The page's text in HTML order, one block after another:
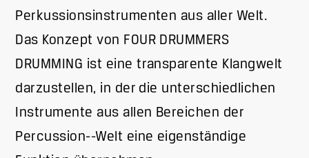
Perkussionsinstrumenten aus aller Welt.
Das Konzept von FOUR DRUMMERS
DRUMMING ist eine transparente Klangwelt
darzustellen, in der die unterschiedlichen
Instrumente aus allen Bereichen der
Percussion-­-Welt eine eigenständige